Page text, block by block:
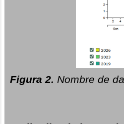
Figura 2. Nombre de